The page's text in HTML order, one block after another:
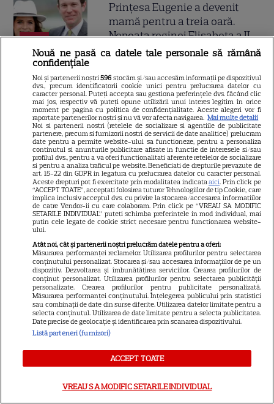
12
Prințesa Eugenie a devenit
mamă pentru a treia oară.
Nepoata reginei Elisabeta a II-
a a născut o fetiță în Portugalia
13
VEDETE STRĂINE
Pierce Brosnan și Keely Shaye
Smith, iubirea care a învins
tragediile. Cum au rămas
împreună după 25 de ani de
căsnicie
8
VEDETE ROMÂNEŞTI
Jurații „Chefi la cuțite” revin la
întâlni fanii show-ului culinar
VEDETE ROMÂNEŞTI
Mona Nicolici, declarație de
dragoste pentru soțul ei, chef
Cezar Munteanu, la 53 de ani:
„Ești stâlpul, gluma, liniștea și
Nouă ne pasă ca datele tale personale să rămână
confidențiale
Noi și partenerii noștri596 stocăm și/sau accesăm informații pe dispozitivul
dvs., precum identificatorii cookie unici pentru prelucrarea datelor cu
caracter personal. Puteți accepta sau gestiona preferințele dvs. făcând clic
mai jos, respectiv vă puteți opune utilizării unui interes legitim în orice
moment pe pagina cu politica de confidențialitate. Aceste alegeri vor fi
raportate partenerilor noștri și nu vă vor afecta navigarea. Mai multe detalii
Noi si partenerii nostri (retelele de socializare si agentiile de publicitate
partenere, precum si furnizorii nostri de servicii de date analitice) prelucram
date pentru a permite website-ului sa functioneze, pentru a personaliza
continutul si anunturile publicitare afisate in functie de interesele si/sau
profilul dvs., pentru a va oferi functionalitati aferente retelelor de socializare
si pentru a analiza traficul pe website. Beneficiati de drepturile prevazute de
art. 15-22 din GDPR in legatura cu prelucrarea datelor cu caracter personal.
Aceste drepturi pot fi exercitate prin modalitatea indicataaici. Prin click pe
“ACCEPT TOATE”, acceptati folosirea tuturor Tehnologiilor de tip Cookie, care
implica inclusiv acceptul dvs. cu privire la stocarea/accesarea informatiilor
de catre Vendor-ii cu care colaboram. Prin click pe “VREAU SA MODIFIC
SETARILE INDIVIDUAL” puteti schimba preferintele in mod individual, mai
putin cele legate de cookie strict necesare pentru functionarea website-
ului.
Atât noi, cât și partenerii noștri prelucrăm datele pentru a oferi:
Măsurarea performanței reclamelor. Utilizarea profilurilor pentru selectarea
conținutului personalizat. Stocarea și/sau accesarea informațiilor de pe un
dispozitiv. Dezvoltarea și îmbunătățirea serviciilor. Crearea profilurilor de
conținut personalizat. Utilizarea profilurilor pentru selectarea publicității
personalizate. Crearea profilurilor pentru publicitate personalizată.
Măsurarea performanței conținutului. Înțelegerea publicului prin statistici
sau combinații de date din surse diferite. Utilizarea datelor limitate pentru a
selecta conținutul. Utilizarea de date limitate pentru a selecta publicitatea.
Date precise de geolocație și identificarea prin scanarea dispozitivului.
Listă parteneri (furnizori)
ACCEPT TOATE
VREAU SA MODIFIC SETARILE INDIVIDUAL